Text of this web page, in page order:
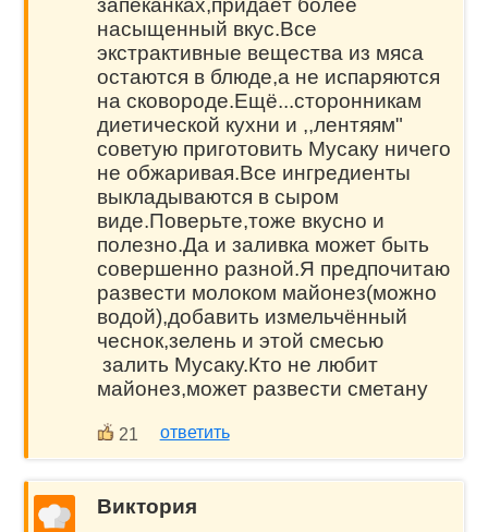
насыщенный вкус.Все
экстрактивные вещества из мяса
остаются в блюде,а не испаряются
на сковороде.Ещё...сторонникам
диетической кухни и ,,лентяям"
советую приготовить Мусаку ничего
не обжаривая.Все ингредиенты
выкладываются в сыром
виде.Поверьте,тоже вкусно и
полезно.Да и заливка может быть
совершенно разной.Я предпочитаю
развести молоком майонез(можно
водой),добавить измельчённый
чеснок,зелень и этой смесью
залить Мусаку.Кто не любит
майонез,может развести сметану
21 ответить
Виктория